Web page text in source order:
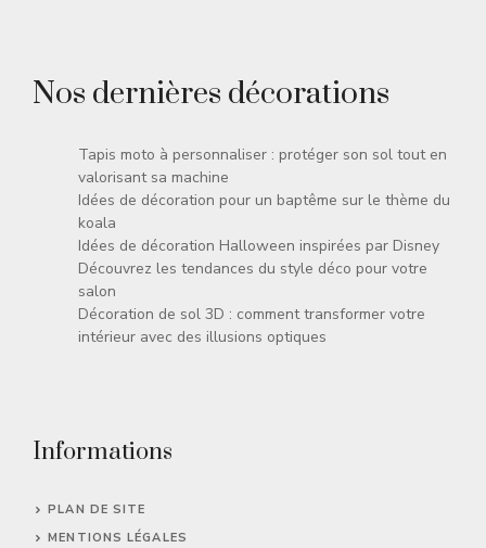
Nos dernières décorations
Tapis moto à personnaliser : protéger son sol tout en
valorisant sa machine
Idées de décoration pour un baptême sur le thème du
koala
Idées de décoration Halloween inspirées par Disney
Découvrez les tendances du style déco pour votre
salon
Décoration de sol 3D : comment transformer votre
intérieur avec des illusions optiques
Informations
PLAN DE SITE
MENTIONS LÉGALES